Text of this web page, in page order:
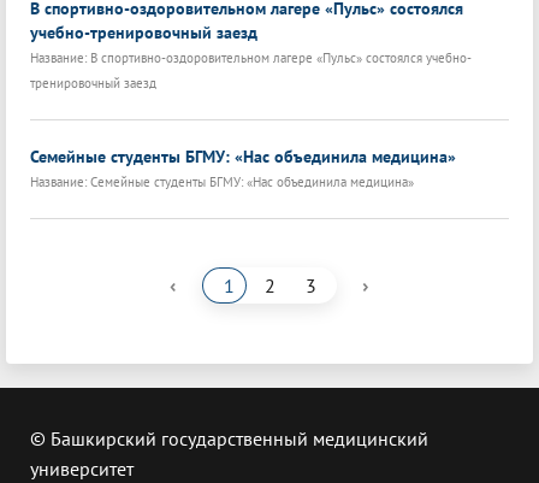
В спортивно-оздоровительном лагере «Пульс» состоялся
учебно-тренировочный заезд
Название: В спортивно-оздоровительном лагере «Пульс» состоялся учебно-
тренировочный заезд
Семейные студенты БГМУ: «Нас объединила медицина»
Название: Семейные студенты БГМУ: «Нас объединила медицина»
‹ 1 2 3 ›
© Башкирский государственный медицинский
университет